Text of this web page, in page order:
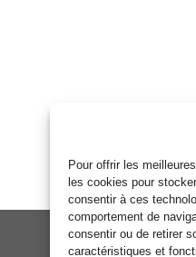
Pour offrir les
les cookies pour
consentir à ces
comportement de
consentir ou de retirer
caractéristiques et